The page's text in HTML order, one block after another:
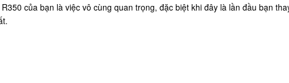
của bạn là việc vô cùng quan trọng, đặc biệt khi đây là lần đầu bạn